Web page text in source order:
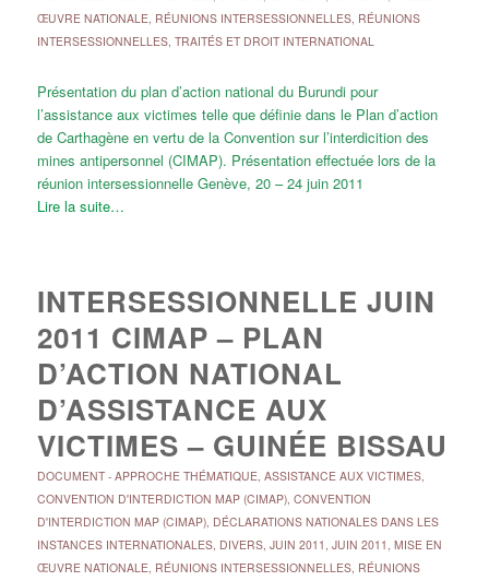
ŒUVRE NATIONALE, RÉUNIONS INTERSESSIONNELLES, RÉUNIONS
INTERSESSIONNELLES, TRAITÉS ET DROIT INTERNATIONAL
Présentation du plan d’action national du Burundi pour
l’assistance aux victimes telle que définie dans le Plan d’action
de Carthagène en vertu de la Convention sur l’interdicition des
mines antipersonnel (CIMAP). Présentation effectuée lors de la
réunion intersessionnelle Genève, 20 – 24 juin 2011
Lire la suite…
INTERSESSIONNELLE JUIN
2011 CIMAP – PLAN
D’ACTION NATIONAL
D’ASSISTANCE AUX
VICTIMES – GUINÉE BISSAU
DOCUMENT- APPROCHE THÉMATIQUE, ASSISTANCE AUX VICTIMES,
CONVENTION D'INTERDICTION MAP (CIMAP), CONVENTION
D'INTERDICTION MAP (CIMAP), DÉCLARATIONS NATIONALES DANS LES
INSTANCES INTERNATIONALES, DIVERS, JUIN 2011 , JUIN 2011 , MISE EN
ŒUVRE NATIONALE, RÉUNIONS INTERSESSIONNELLES, RÉUNIONS